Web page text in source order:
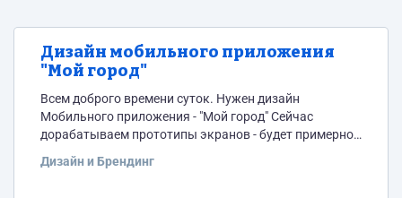
Дизайн мобильного приложения
"Мой город"
Всем доброго времени суток. Нужен дизайн
Мобильного приложения - "Мой город" Сейчас
дорабатываем прототипы экранов - будет примерно
посмотреть по образцу -
Дизайн и Брендинг